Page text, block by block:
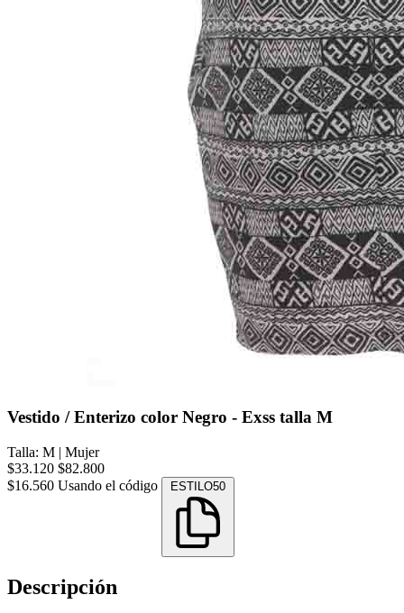
Vestido / Enterizo color Negro - Exss talla M
Talla: M | Mujer
$33.120 $82.800
$16.560 Usando el código ESTILO50
Descripción